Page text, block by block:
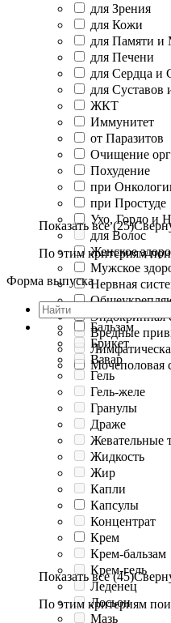
для Зрения
для Кожи
для Памяти и
для Печени
для Сердца и
для
ЖКТ
Иммунитет
от Паразитов
Очищение
Похудение
при
при Простуде
Ухо, Горло и
для Волос
Женское
Мужское
Нервная
Эндокринная
Вредные
Мочеполовая
Показать все (25)
По этим критериям
Форма выпуска
Бальзам
Брикет
Взвар
Гель
Гель-желе
Гранулы
Драже
Жевательные
Жидкость
Жир
Капли
Капсулы
Концентрат
Крем
Крем-бальзам
Крем-гель
Леденец
Лосьон
Мазь
Показать все (45)
По этим критериям